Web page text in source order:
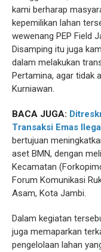
kami berharap
kepemilikan lahan
wewenang PEP Field
Disamping itu juga
dalam melakukan
Pertamina, agar tidak
Kurniawan.
BACA JUGA:
Transaksi Emas
bertujuan
aset BMN, dengan
Kecamatan
Forum Komunikasi
Asam, Kota Jambi.
Dalam kegiatan
juga memaparkan
pengelolaan lahan